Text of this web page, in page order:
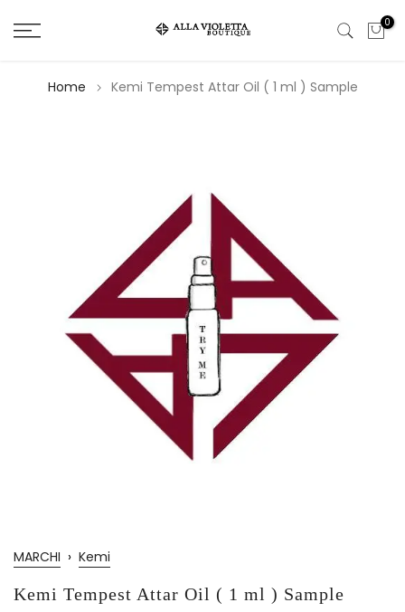
il
0
Home Kemi Tempest Attar Oil ( 1 ml ) Sample
MARCHI › Kemi
Kemi Tempest Attar Oil ( 1 ml ) Sample